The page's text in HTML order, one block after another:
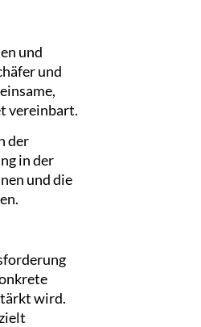
und
und
vereinbart.
der
in der
und die
wird.